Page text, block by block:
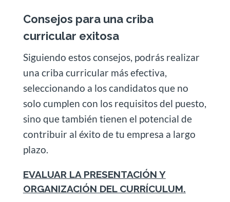
Consejos para una criba
curricular exitosa
Siguiendo estos consejos, podrás realizar
una criba curricular más efectiva,
seleccionando a los candidatos que no
solo cumplen con los requisitos del puesto,
sino que también tienen el potencial de
contribuir al éxito de tu empresa a largo
plazo.
EVALUAR LA PRESENTACIÓN Y
ORGANIZACIÓN DEL CURRÍCULUM.